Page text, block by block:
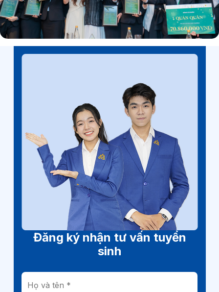
Đăng ký nhận tư vấn tuyển
sinh